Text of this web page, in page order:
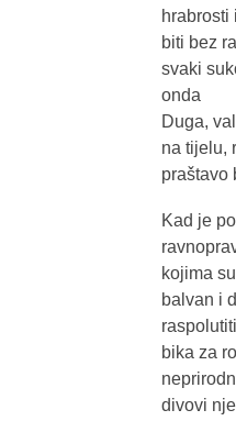
hrabrosti
biti bez
svaki
onda
Duga,
na tijelu,
praštavo
Kad je
kojima
balvan i
bika za
divovi